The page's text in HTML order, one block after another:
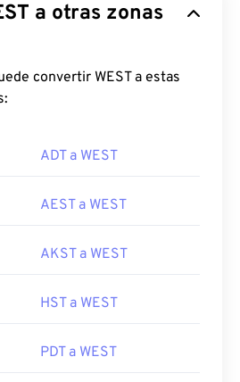
a otras zonas
convertir WEST a estas
ADT a WEST
AEST a WEST
AKST a WEST
HST a WEST
PDT a WEST